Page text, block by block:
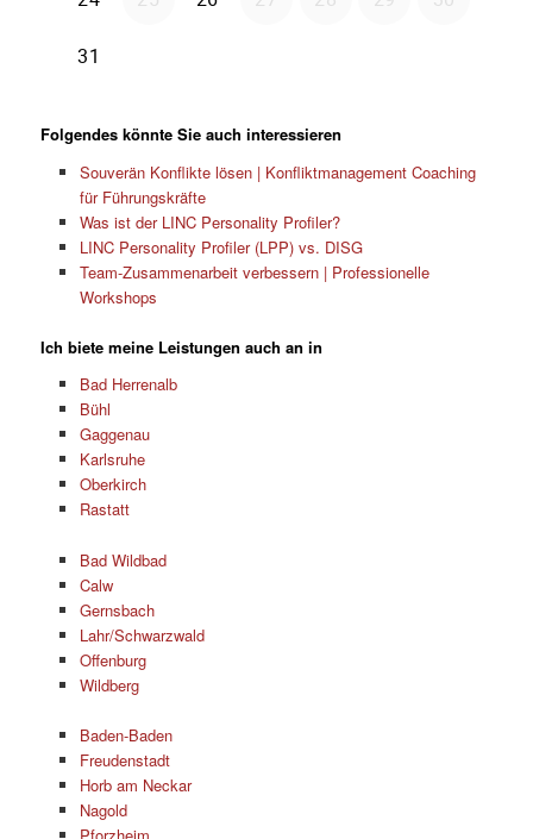
Folgendes könnte Sie auch interessieren
Souverän Konflikte lösen | Konfliktmanagement Coaching
für Führungskräfte
Was ist der LINC Personality Profiler?
LINC Personality Profiler (LPP) vs. DISG
Team-Zusammenarbeit verbessern | Professionelle
Workshops
Ich biete meine Leistungen auch an in
Bad Herrenalb
Bühl
Gaggenau
Karlsruhe
Oberkirch
Rastatt
Bad Wildbad
Calw
Gernsbach
Lahr/Schwarzwald
Offenburg
Wildberg
Baden-Baden
Freudenstadt
Horb am Neckar
Nagold